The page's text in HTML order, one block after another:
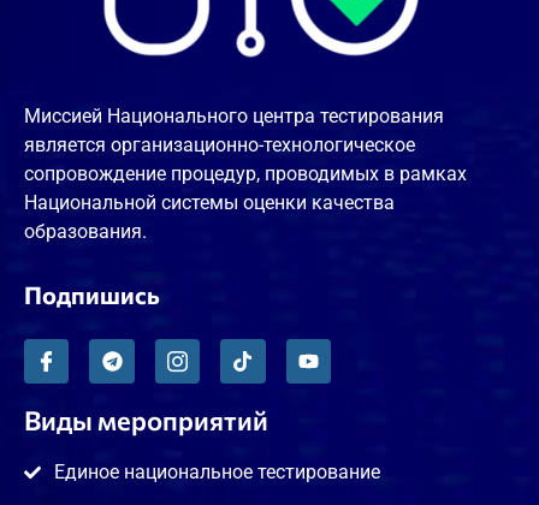
Миссией Национального центра тестирования
является организационно-технологическое
сопровождение процедур, проводимых в рамках
Национальной системы оценки качества
образования.
Подпишись
Виды мероприятий
Единое национальное тестирование